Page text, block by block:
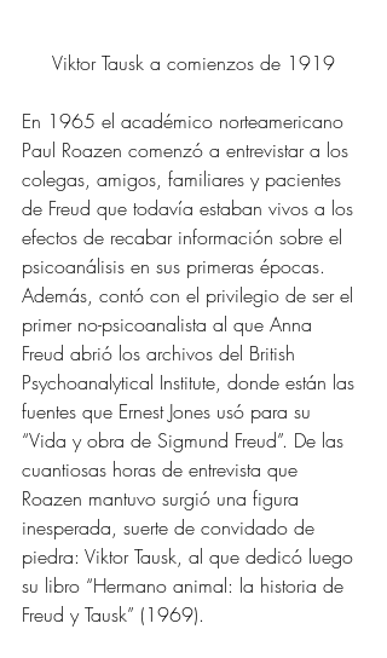
Viktor Tausk a comienzos de 1919
En 1965 el académico norteamericano
Paul Roazen comenzó a entrevistar a los
colegas, amigos, familiares y pacientes
de Freud que todavía estaban vivos a los
efectos de recabar información sobre el
psicoanálisis en sus primeras épocas.
Además, contó con el privilegio de ser el
primer no-psicoanalista al que Anna
Freud abrió los archivos del British
Psychoanalytical Institute, donde están las
fuentes que Ernest Jones usó para su
“Vida y obra de Sigmund Freud”. De las
cuantiosas horas de entrevista que
Roazen mantuvo surgió una figura
inesperada, suerte de convidado de
piedra: Viktor Tausk, al que dedicó luego
su libro “Hermano animal: la historia de
Freud y Tausk” (1969).